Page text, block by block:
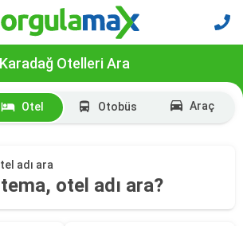
Karadağ Otelleri Ara
Otel Otobüs Araç
adı ara
otel adı ara?